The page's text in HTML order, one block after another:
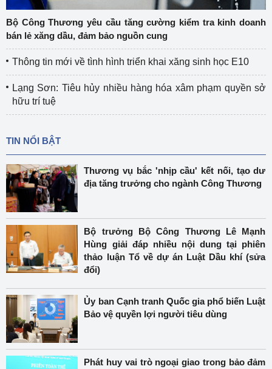
Bộ Công Thương yêu cầu tăng cường kiểm tra kinh doanh
bán lẻ xăng dầu, đảm bảo nguồn cung
Thông tin mới về tình hình triển khai xăng sinh học E10
Lạng Sơn: Tiêu hủy nhiều hàng hóa xâm phạm quyền sở
hữu trí tuệ
TIN NỔI BẬT
Thương vụ bắc 'nhịp cầu' kết nối, tạo dư
địa tăng trưởng cho ngành Công Thương
Bộ trưởng Bộ Công Thương Lê Mạnh
Hùng giải đáp nhiều nội dung tại phiên
thảo luận Tổ về dự án Luật Dầu khí (sửa
đổi)
Ủy ban Cạnh tranh Quốc gia phổ biến Luật
Bảo vệ quyền lợi người tiêu dùng
Phát huy vai trò ngoại giao trong bảo đảm